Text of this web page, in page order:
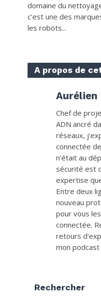
domaine du
c’est une des
les robots...
A propos de
Aurélien
Chef de
ADN ancré
réseaux,
connectée
n’était au
sécurité est
expertise
Entre deux
nouveau
pour vous
connectée.
retours
mon
Rechercher